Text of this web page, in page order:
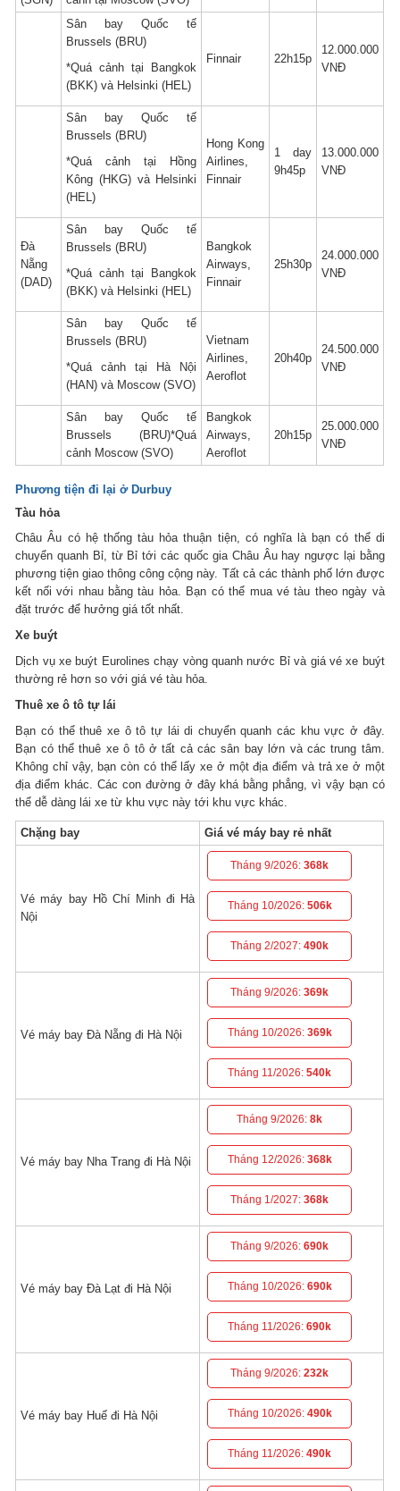
Sân bay Quốc tế
Brussels (BRU)
*Quá cảnh tại Bangkok
(BKK) và Helsinki (HEL)
Finnair 22h15p
12.000.000
VNĐ
Sân bay Quốc tế
Brussels (BRU)
*Quá cảnh tại Hồng
Kông (HKG) và Helsinki
(HEL)
Hong Kong
Airlines,
Finnair
1 day
9h45p
13.000.000
VNĐ
Đà
Nẵng
(DAD)
Sân bay Quốc tế
Brussels (BRU)
*Quá cảnh tại Bangkok
(BKK) và Helsinki (HEL)
Bangkok
Airways,
Finnair
25h30p
24.000.000
VNĐ
Sân bay Quốc tế
Brussels (BRU)
*Quá cảnh tại Hà Nội
(HAN) và Moscow (SVO)
Vietnam
Airlines,
Aeroflot
20h40p
24.500.000
VNĐ
Sân bay Quốc tế
Brussels (BRU)*Quá
cảnh Moscow (SVO)
Bangkok
Airways,
Aeroflot
20h15p
25.000.000
VNĐ
Phương tiện đi lại ở Durbuy
Tàu hỏa
Châu Âu có hệ thống tàu hỏa thuận tiện, có nghĩa là bạn có thể di
chuyển quanh Bỉ, từ Bỉ tới các quốc gia Châu Âu hay ngược lại bằng
phương tiện giao thông công cộng này. Tất cả các thành phố lớn được
kết nối với nhau bằng tàu hỏa. Bạn có thể mua vé tàu theo ngày và
đặt trước để hưởng giá tốt nhất.
Xe buýt
Dịch vụ xe buýt Eurolines chạy vòng quanh nước Bỉ và giá vé xe buýt
thường rẻ hơn so với giá vé tàu hỏa.
Thuê xe ô tô tự lái
Bạn có thể thuê xe ô tô tự lái di chuyển quanh các khu vực ở đây.
Bạn có thể thuê xe ô tô ở tất cả các sân bay lớn và các trung tâm.
Không chỉ vậy, bạn còn có thể lấy xe ở một địa điểm và trả xe ở một
địa điểm khác. Các con đường ở đây khá bằng phẳng, vì vậy bạn có
thể dễ dàng lái xe từ khu vực này tới khu vực khác.
Chặng bay Giá vé máy bay rẻ nhất
Vé máy bay Hồ Chí Minh đi Hà
Nội
Tháng 9/2026:368k
Tháng 10/2026: 506k
Tháng 2/2027:490k
Vé máy bay Đà Nẵng đi Hà Nội
Tháng 9/2026:369k
Tháng 10/2026: 369k
Tháng 11/2026:540k
Vé máy bay Nha Trang đi Hà Nội
Tháng 9/2026:8k
Tháng 12/2026: 368k
Tháng 1/2027:368k
Vé máy bay Đà Lạt đi Hà Nội
Tháng 9/2026:690k
Tháng 10/2026: 690k
Tháng 11/2026:690k
Vé máy bay Huế đi Hà Nội
Tháng 9/2026:232k
Tháng 10/2026: 490k
Tháng 11/2026:490k